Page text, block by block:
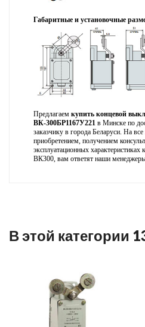
Габаритные и установочные
Предлагаем купить концевой
ВК-300БР1167У221 в Минске по
заказчику в города Беларуси. На
приобретением, получением
эксплуатационных
ВК300, вам ответят наши
В этой категории